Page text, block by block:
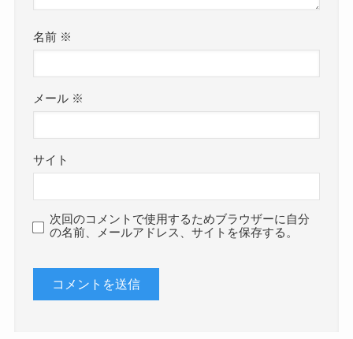
名前 ※
メール ※
サイト
次回のコメントで使用するためブラウザーに自分
の名前、メールアドレス、サイトを保存する。